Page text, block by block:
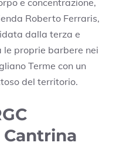
Roberto Ferraris,
dalla terza e
proprie barbere nei
Terme con un
del territorio.
Cantrina